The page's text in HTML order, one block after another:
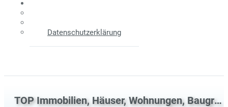
Datenschutzerklärung
TOP Immobilien, Häuser, Wohnungen, Baugrundstücke